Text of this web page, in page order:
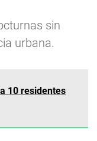
sin
urbana.
10 residentes